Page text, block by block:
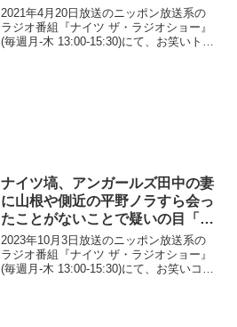
せたやろうと目論んでいた」と明
かす「真っ黒の部屋で、革の仮面
をかぶって作戦会議」
2021年4月20日放送のニッポン放送系の
ラジオ番組『ナイツ ザ・ラジオショー』
(毎週月-木 13:00-15:30)にて、お笑いトリ
ナイツ塙、アンガールズ田中の妻
に山根や側近の平野ノラすら会っ
たことがないことで疑いの目「田
中さんは会ったことあるんですよ
ね？」
2023年10月3日放送のニッポン放送系の
ラジオ番組『ナイツ ザ・ラジオショー』
(毎週月-木 13:00-15:30)にて、お笑いコン